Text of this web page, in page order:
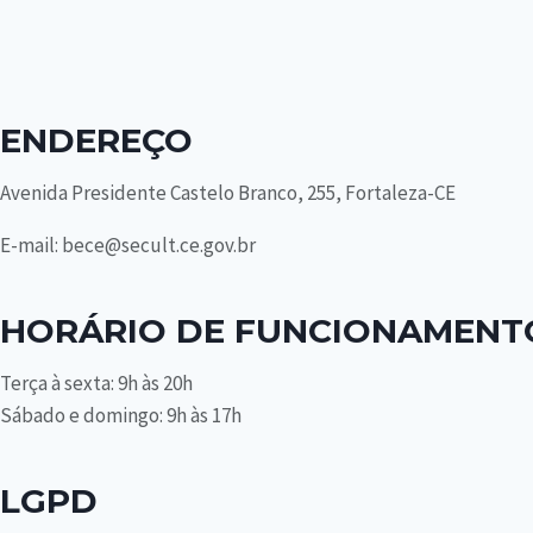
ENDEREÇO
Avenida Presidente Castelo Branco, 255, Fortaleza-CE
E-mail: bece@secult.ce.gov.br
HORÁRIO DE
Terça à sexta: 9h às 20h
Sábado e domingo: 9h às 17h
LGPD